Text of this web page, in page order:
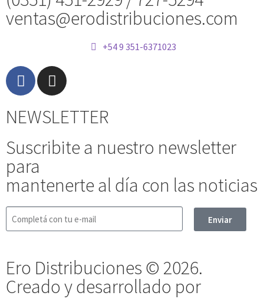
ventas@erodistribuciones.com
+54 9 351-6371023
NEWSLETTER
Suscribite a nuestro newsletter
para
mantenerte al día con las noticias
Enviar
Ero Distribuciones © 2026.
Creado y desarrollado por